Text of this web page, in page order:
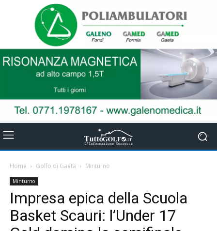
Home Golfo di Gaeta Minturno
Minturno
Impresa epica della Scuola
Basket Scauri: l’Under 17